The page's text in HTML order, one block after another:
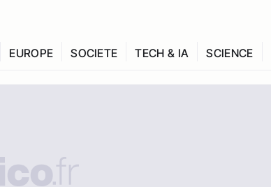
EUROPE SOCIETE TECH & IA SCIENCE